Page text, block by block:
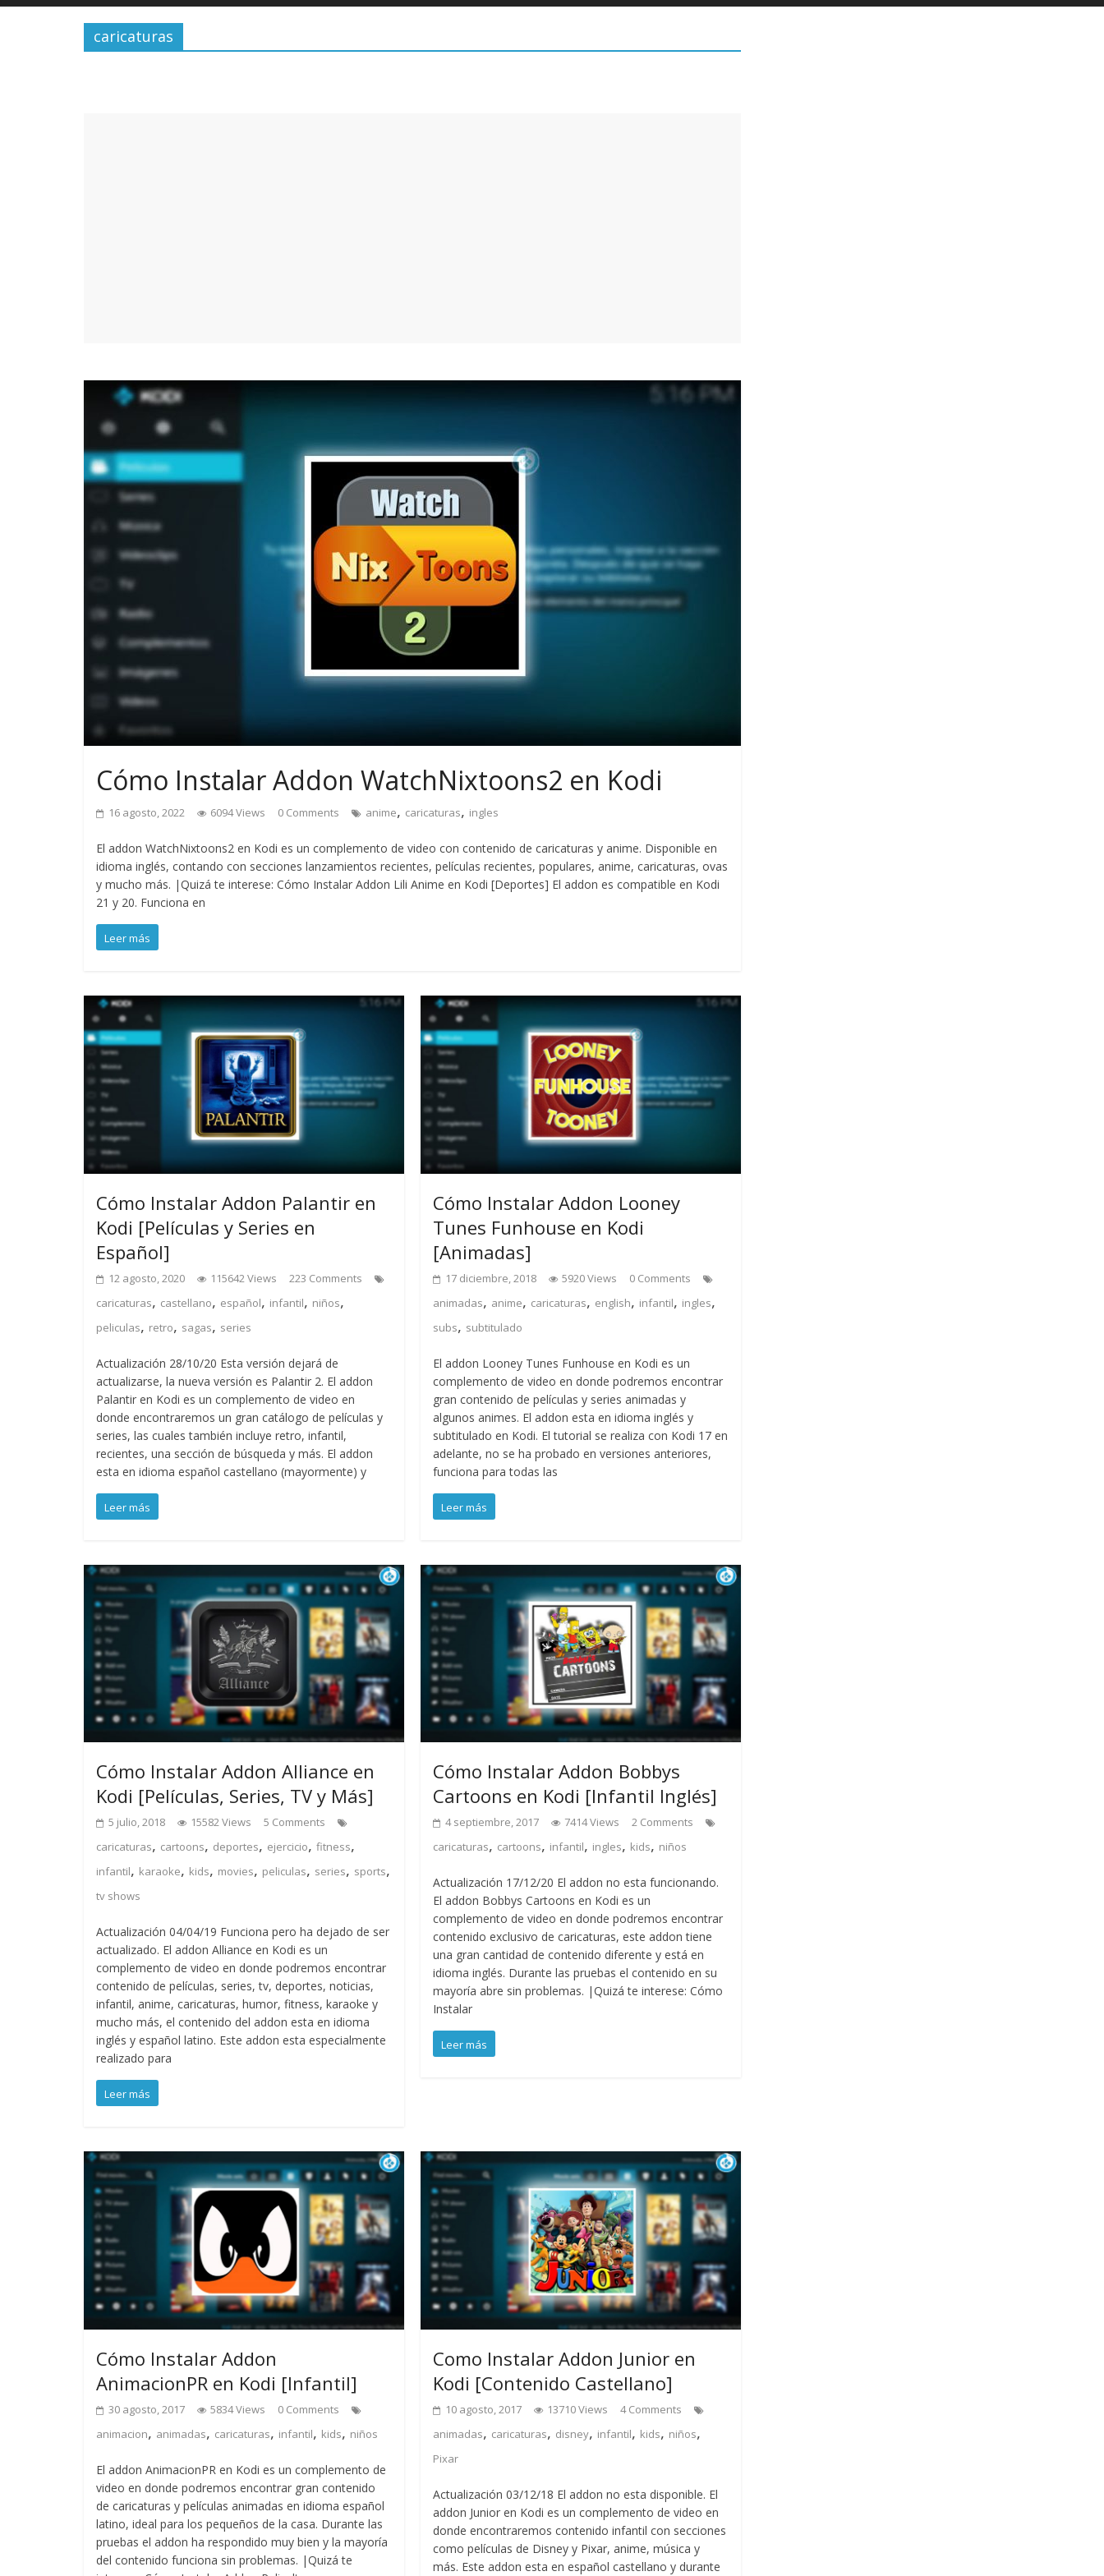
caricaturas
Cómo Instalar Addon WatchNixtoons2 en Kodi
16 agosto, 2022 6094 Views 0 Comments anime, caricaturas, ingles
El addon WatchNixtoons2 en Kodi es un complemento de video con contenido de caricaturas y anime. Disponible en
idioma inglés, contando con secciones lanzamientos recientes, películas recientes, populares, anime, caricaturas, ovas
y mucho más. |Quizá te interese: Cómo Instalar Addon Lili Anime en Kodi [Deportes] El addon es compatible en Kodi
21 y 20. Funciona en
Leer más
Cómo Instalar Addon Palantir en
Kodi [Películas y Series en
Español]
12 agosto, 2020 115642 Views
223 Comments
caricaturas, castellano, español, infantil, niños,
peliculas, retro, sagas, series
Actualización 28/10/20 Esta versión dejará de
actualizarse, la nueva versión es Palantir 2. El addon
Palantir en Kodi es un complemento de video en
donde encontraremos un gran catálogo de películas y
series, las cuales también incluye retro, infantil,
recientes, una sección de búsqueda y más. El addon
esta en idioma español castellano (mayormente) y
Leer más
Cómo Instalar Addon Looney
Tunes Funhouse en Kodi
[Animadas]
17 diciembre, 2018 5920 Views
0 Comments
animadas, anime, caricaturas, english, infantil, ingles,
subs, subtitulado
El addon Looney Tunes Funhouse en Kodi es un
complemento de video en donde podremos encontrar
gran contenido de películas y series animadas y
algunos animes. El addon esta en idioma inglés y
subtitulado en Kodi. El tutorial se realiza con Kodi 17 en
adelante, no se ha probado en versiones anteriores,
funciona para todas las
Leer más
Cómo Instalar Addon Alliance en
Kodi [Películas, Series, TV y Más]
5 julio, 2018 15582 Views
5 Comments
caricaturas, cartoons, deportes, ejercicio, fitness,
infantil, karaoke, kids, movies, peliculas, series, sports,
tv shows
Actualización 04/04/19 Funciona pero ha dejado de ser
actualizado. El addon Alliance en Kodi es un
complemento de video en donde podremos encontrar
contenido de películas, series, tv, deportes, noticias,
infantil, anime, caricaturas, humor, fitness, karaoke y
mucho más, el contenido del addon esta en idioma
inglés y español latino. Este addon esta especialmente
realizado para
Leer más
Cómo Instalar Addon Bobbys
Cartoons en Kodi [Infantil Inglés]
4 septiembre, 2017 7414 Views
2 Comments
caricaturas, cartoons, infantil, ingles, kids, niños
Actualización 17/12/20 El addon no esta funcionando.
El addon Bobbys Cartoons en Kodi es un
complemento de video en donde podremos encontrar
contenido exclusivo de caricaturas, este addon tiene
una gran cantidad de contenido diferente y está en
idioma inglés. Durante las pruebas el contenido en su
mayoría abre sin problemas. |Quizá te interese: Cómo
Instalar
Leer más
Cómo Instalar Addon
AnimacionPR en Kodi [Infantil]
30 agosto, 2017 5834 Views
0 Comments
animacion, animadas, caricaturas, infantil, kids, niños
El addon AnimacionPR en Kodi es un complemento de
video en donde podremos encontrar gran contenido
de caricaturas y películas animadas en idioma español
latino, ideal para los pequeños de la casa. Durante las
pruebas el addon ha respondido muy bien y la mayoría
del contenido funciona sin problemas. |Quizá te
Como Instalar Addon Junior en
Kodi [Contenido Castellano]
10 agosto, 2017 13710 Views
4 Comments
animadas, caricaturas, disney, infantil, kids, niños,
Pixar
Actualización 03/12/18 El addon no esta disponible. El
addon Junior en Kodi es un complemento de video en
donde encontraremos contenido infantil con secciones
como películas de Disney y Pixar, anime, música y
más. Este addon esta en español castellano y durante